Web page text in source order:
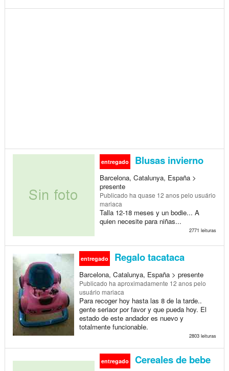
entregado Blusas invierno
Barcelona, Catalunya, España >
presente
Publicado ha quase 12 anospelo usuário
mariaca
Talla 12-18 meses y un bodie... A
quien necesite para niñas...
2771 leituras
entregado Regalo tacataca
Barcelona, Catalunya, España > presente
Publicado ha aproximadamente 12 anospelo
usuário mariaca
Para recoger hoy hasta las 8 de la tarde..
gente seriaor por favor y que pueda hoy. El
estado de este andador es nuevo y
totalmente funcionable.
2803 leituras
entregado Cereales de bebe